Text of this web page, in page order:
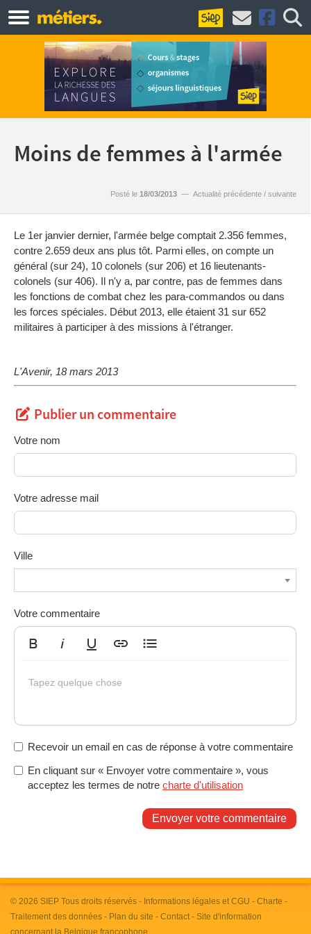
Moins de femmes à l'armée
Posté le 18/03/2013 — Actualité précédente / suivante
Le 1er janvier dernier, l'armée belge comptait 2.356 femmes,
contre 2.659 deux ans plus tôt. Parmi elles, on compte un
général (sur 24), 10 colonels (sur 206) et 16 lieutenants-
colonels (sur 406). Il n'y a, par contre, pas de femmes dans
les fonctions de combat chez les para-commandos ou dans
les forces spéciales. Début 2013, elle étaient 31 sur 652
militaires à participer à des missions à l'étranger.
L'Avenir, 18 mars 2013
Publier un commentaire
Votre nom
Votre adresse mail
Ville
Votre commentaire
Tapez quelque chose
Recevoir un email en cas de réponse à votre commentaire
En cliquant sur « Envoyer votre commentaire », vous
acceptez les termes de notre charte d'utilisation
Envoyer votre commentaire
© 2026 SIEP Tous droits réservés - Informations légales et CGU - Charte -
Traitement des données - Plan du site - Contact - Site d'information
concernant la Belgique francophone